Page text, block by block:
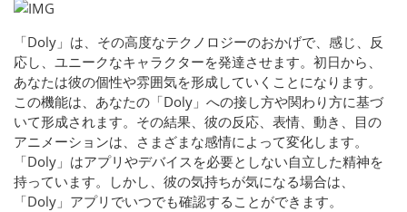
「Doly」は、その高度なテクノロジーのおかげで、感じ、反
応し、ユニークなキャラクターを発達させます。初日から、
あなたは彼の個性や雰囲気を形成していくことになります。
この機能は、あなたの「Doly」への接し方や関わり方に基づ
いて形成されます。その結果、彼の反応、表情、動き、目の
アニメーションは、さまざまな感情によって変化します。
「Doly」はアプリやデバイスを必要としない自立した精神を
持っています。しかし、彼の気持ちが気になる場合は、
「Doly」アプリでいつでも確認することができます。